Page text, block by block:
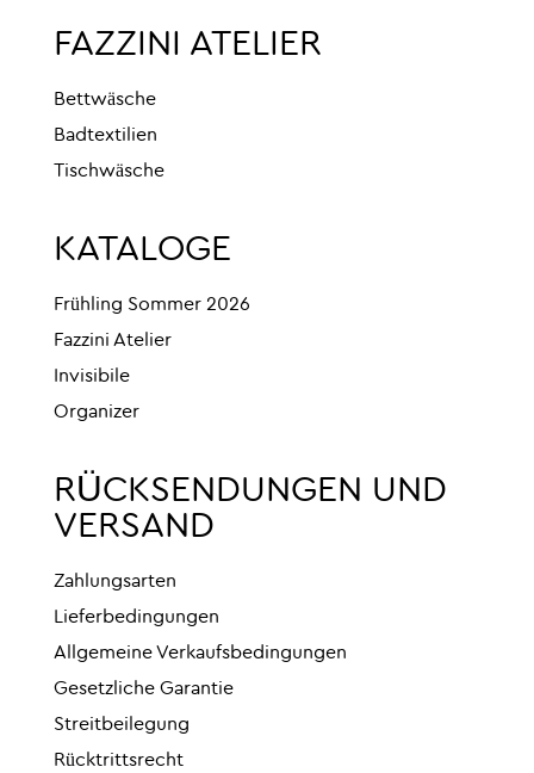
FAZZINI ATELIER
Bettwäsche
Badtextilien
Tischwäsche
KATALOGE
Frühling Sommer 2026
Fazzini Atelier
Invisibile
Organizer
RÜCKSENDUNGEN UND
VERSAND
Zahlungsarten
Lieferbedingungen
Allgemeine Verkaufsbedingungen
Gesetzliche Garantie
Streitbeilegung
Rücktrittsrecht